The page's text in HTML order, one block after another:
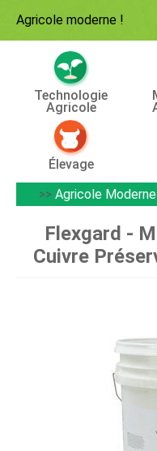
Agricole moderne !
Technologie
Agricole
Élevage
>> Agricole Moderne
Flexgard -
Cuivre